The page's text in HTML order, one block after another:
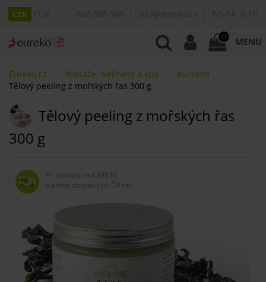
CZK
0 MENU
Eureko.cz Masáže, wellness a spa
Kurland
Tělový peeling z mořských řas 300 g
Tělový peeling z mořských řas
300 g
Při nákupu nad 990 Kč
platíme dopravu po ČR my